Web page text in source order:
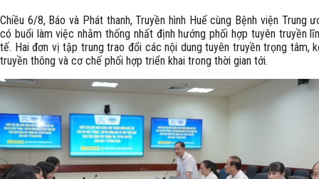
Chiều 6/8, Báo và Phát thanh, Truyền hình Huế cùng Bệnh viện Trung
có buổi làm việc nhằm thống nhất định hướng phối hợp tuyên truyền
tế. Hai đơn vị tập trung trao đổi các nội dung tuyên truyền trọng tâm,
truyền thông và cơ chế phối hợp triển khai trong thời gian tới.